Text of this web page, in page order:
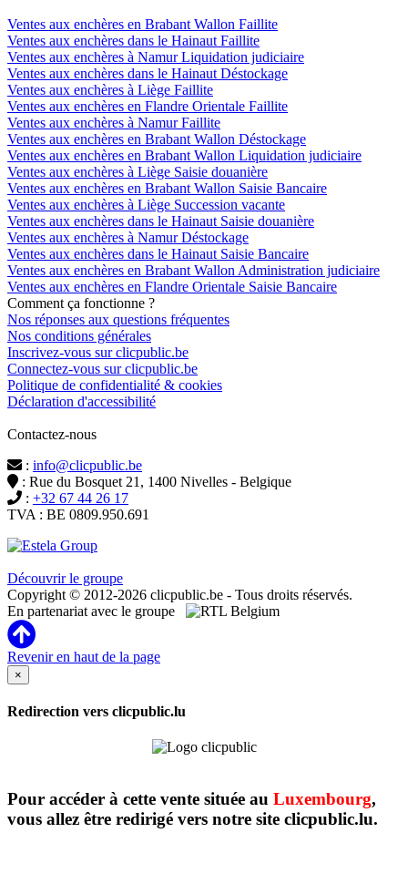
Ventes aux enchères en Brabant Wallon Faillite
Ventes aux enchères dans le Hainaut Faillite
Ventes aux enchères à Namur Liquidation judiciaire
Ventes aux enchères dans le Hainaut Déstockage
Ventes aux enchères à Liège Faillite
Ventes aux enchères en Flandre Orientale Faillite
Ventes aux enchères à Namur Faillite
Ventes aux enchères en Brabant Wallon Déstockage
Ventes aux enchères en Brabant Wallon Liquidation judiciaire
Ventes aux enchères à Liège Saisie douanière
Ventes aux enchères en Brabant Wallon Saisie Bancaire
Ventes aux enchères à Liège Succession vacante
Ventes aux enchères dans le Hainaut Saisie douanière
Ventes aux enchères à Namur Déstockage
Ventes aux enchères dans le Hainaut Saisie Bancaire
Ventes aux enchères en Brabant Wallon Administration judiciaire
Ventes aux enchères en Flandre Orientale Saisie Bancaire
Comment ça fonctionne ?
Nos réponses aux questions fréquentes
Nos conditions générales
Inscrivez-vous sur clicpublic.be
Connectez-vous sur clicpublic.be
Politique de confidentialité & cookies
Déclaration d'accessibilité
Contactez-nous
: info@clicpublic.be
: Rue du Bosquet 21, 1400 Nivelles - Belgique
: +32 67 44 26 17
TVA : BE 0809.950.691
Découvrir le groupe
Copyright © 2012-2026 clicpublic.be - Tous droits réservés.
En partenariat avec le groupe
Revenir en haut de la page
×
Redirection vers clicpublic.lu
Pour accéder à cette vente située au Luxembourg,
vous allez être redirigé vers notre site clicpublic.lu.